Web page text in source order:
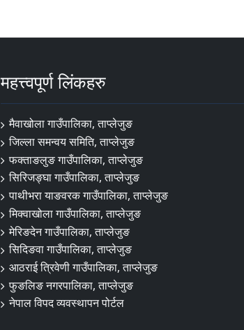
महत्त्वपूर्ण लिंकहरु
मैवाखोला गाउँपालिका, ताप्लेजुङ
जिल्ला समन्वय समिति, ताप्लेजुङ
फक्ताङलुङ गाउँपालिका, ताप्लेजुङ
सिरिजङ्घा गाउँपालिका, ताप्लेजुङ
पाथीभरा याङवरक गाउँपालिका, ताप्लेजुङ
मिक्वाखोला गाउँपालिका, ताप्लेजुङ
मेरिङदेन गाउँपालिका, ताप्लेजुङ
सिदिङवा गाउँपालिका, ताप्लेजुङ
आठराई त्रिवेणी गाउँपालिका, ताप्लेजुङ
फुङलिङ नगरपालिका, ताप्लेजुङ
नेपाल विपद व्यवस्थापन पोर्टल